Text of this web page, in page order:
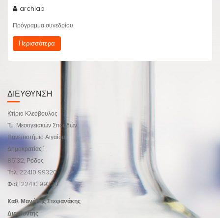
archlab
Πρόγραμμα συνεδρίου
Περισσότερα
ΔΙΕΥΘΥΝΣΗ
Κτίριο Κλεόβουλος
Τμ. Μεσογειακών Σπουδών
Πανεπιστήμιο Αιγαίου
Δημοκρατίας 1
85132, Ρόδος
Τηλ. 22410 99320
Φαξ. 22410 99320
Kαθ. Μανόλης Στεφανάκης
Διευθυντής